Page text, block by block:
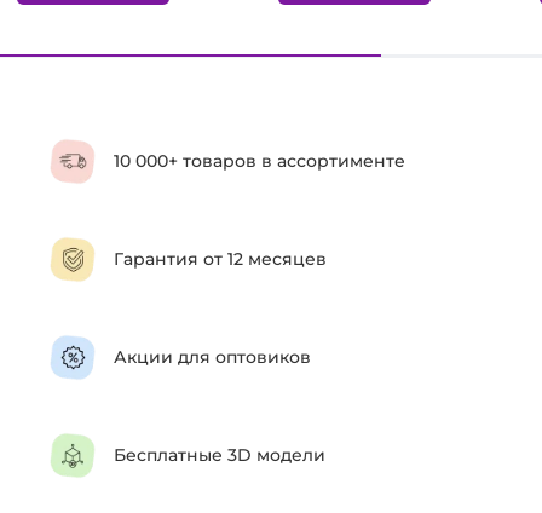
10 000+ товаров в ассортименте
Гарантия от 12 месяцев
Акции для оптовиков
Бесплатные 3D модели